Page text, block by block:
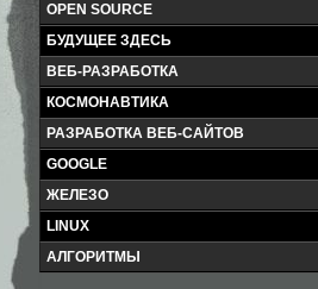
OPEN SOURCE
БУДУЩЕЕ ЗДЕСЬ
ВЕБ-РАЗРАБОТКА
КОСМОНАВТИКА
РАЗРАБОТКА ВЕБ-САЙТОВ
GOOGLE
ЖЕЛЕЗО
LINUX
АЛГОРИТМЫ